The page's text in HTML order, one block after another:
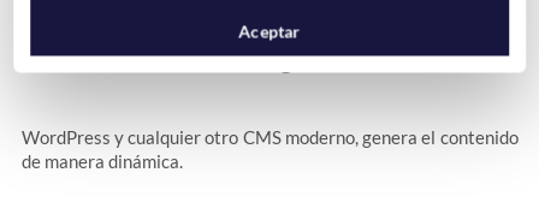
Utilizar un Plugin de Caché
WordPress y cualquier otro CMS moderno, genera el contenido
de manera dinámica.
Aceptar